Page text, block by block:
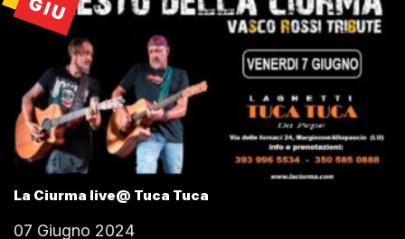
GIU
La Ciurma live@ Tuca Tuca
07 Giugno 2024